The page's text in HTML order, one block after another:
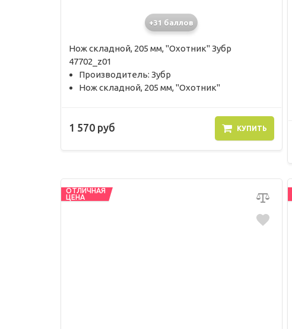
+31 баллов
Нож складной, 205 мм, "Охотник" Зубр
47702_z01
Производитель: Зубр
Нож складной, 205 мм, "Охотник"
1 570 руб КУПИТЬ
ОТЛИЧНАЯ
ЦЕНА